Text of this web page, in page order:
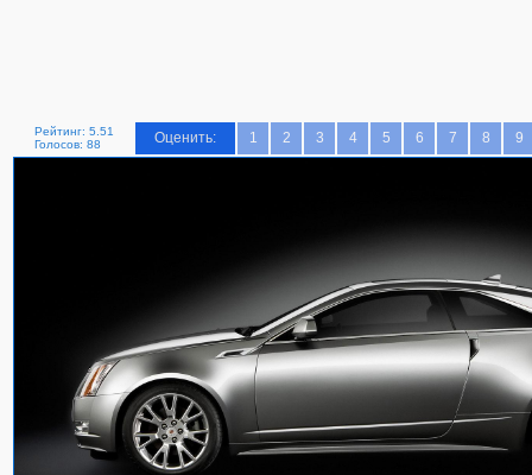
Рейтинг: 5.51
Голосов: 88
Оценить: 1 2 3 4 5 6 7 8 9